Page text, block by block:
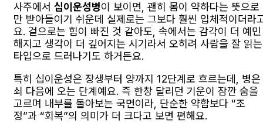
사주에서 십이운성병이 보이면, 괜히 몸이 약하다는 뜻으로
만 받아들이기 쉬운데 실제로는 그보다 훨씬 입체적이더라
요. 겉으로는 힘이 빠진 것 같아도, 속에서는 감각이 더 예민
해지고 생각이 더 깊어지는 시기라서 오히려 사람을 잘 읽는
타입으로 드러나기도 하거든요.
특히 십이운성은 장생부터 양까지 12단계로 흐르는데, 병은
쇠 다음에 오는 단계예요. 즉 한창 달리던 기운이 잠깐 숨을
고르며 내부를 돌아보는 국면이라, 단순한 약함보다 “조
정”과 “회복”의 의미가 더 크다고 보면 편해요.